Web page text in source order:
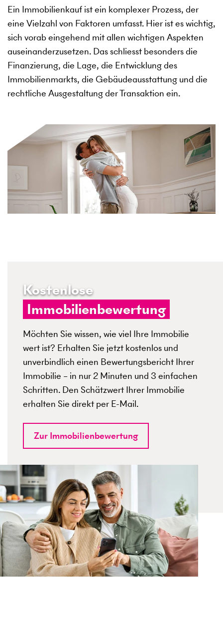
Ein Immobilienkauf ist ein komplexer Prozess, der
eine Vielzahl von Faktoren umfasst. Hier ist es wichtig,
sich vorab eingehend mit allen wichtigen Aspekten
auseinanderzusetzen. Das schliesst besonders die
Finanzierung, die Lage, die Entwicklung des
Immobilienmarkts, die Gebäudeausstattung und die
rechtliche Ausgestaltung der Transaktion ein.
Kostenlose
Immobilienbewertung
Möchten Sie wissen, wie viel Ihre Immobilie
wert ist? Erhalten Sie jetzt kostenlos und
unverbindlich einen Bewertungsbericht Ihrer
Immobilie – in nur 2 Minuten und 3 einfachen
Schritten. Den Schätzwert Ihrer Immobilie
erhalten Sie direkt per E-Mail.
Zur Immobilienbewertung